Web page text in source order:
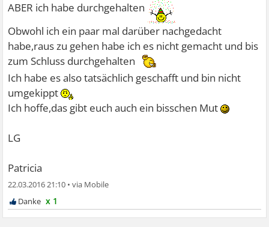
ABER ich habe durchgehalten
Obwohl ich ein paar mal darüber nachgedacht
habe,raus zu gehen habe ich es nicht gemacht und bis
zum Schluss durchgehalten
Ich habe es also tatsächlich geschafft und bin nicht
umgekippt
Ich hoffe,das gibt euch auch ein bisschen Mut
LG
Patricia
22.03.2016 21:10 •
x 1